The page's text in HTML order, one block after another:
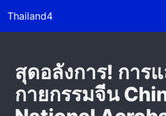
Thailand4
สุดอลังการ! การ
กายกรรมจีน